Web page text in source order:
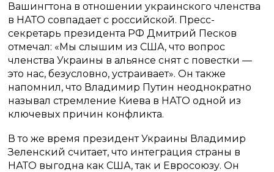
Вашингтона в отношении украинского членства
в НАТО совпадает с российской. Пресс-
секретарь президента РФ Дмитрий Песков
отмечал: «Мы слышим из США, что вопрос
членства Украины в альянсе снят с повестки —
это нас, безусловно, устраивает». Он также
напомнил, что Владимир Путин неоднократно
называл стремление Киева в НАТО одной из
ключевых причин конфликта.
В то же время президент Украины Владимир
Зеленский считает, что интеграция страны в
НАТО выгодна как США, так и Евросоюзу. Он